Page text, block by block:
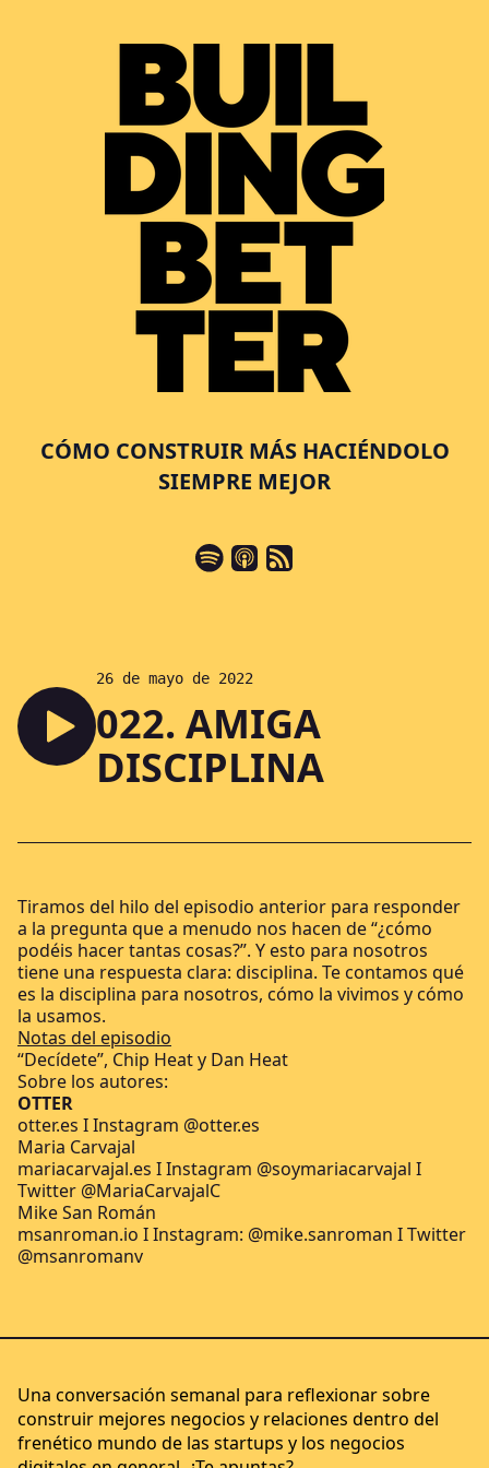
CÓMO CONSTRUIR MÁS HACIÉNDOLO
SIEMPRE MEJOR
022. AMIGA
DISCIPLINA
26 de mayo de 2022
Tiramos del hilo del episodio anterior para responder
a la pregunta que a menudo nos hacen de “¿cómo
podéis hacer tantas cosas?”. Y esto para nosotros
tiene una respuesta clara: disciplina. Te contamos qué
es la disciplina para nosotros, cómo la vivimos y cómo
la usamos.
Notas del episodio
“Decídete”, Chip Heat y Dan Heat
Sobre los autores:
OTTER
otter.es I Instagram @otter.es
Maria Carvajal
mariacarvajal.es I Instagram @soymariacarvajal I
Twitter @MariaCarvajalC
Mike San Román
msanroman.io I Instagram: @mike.sanroman I Twitter
@msanromanv
Una conversación semanal para reflexionar sobre
construir mejores negocios y relaciones dentro del
frenético mundo de las startups y los negocios